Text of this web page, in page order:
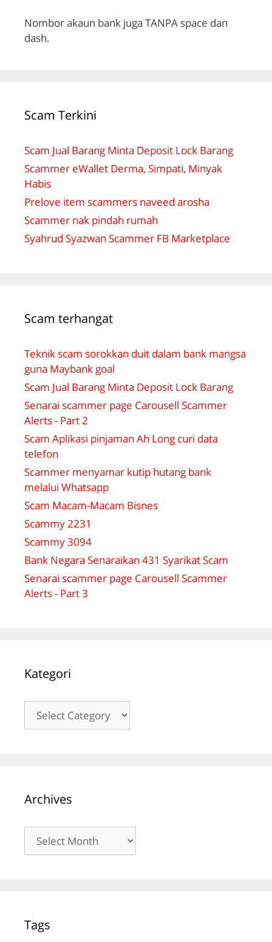
Nombor akaun bank juga TANPA space dan
dash.
Scam Terkini
Scam Jual Barang Minta Deposit Lock Barang
Scammer eWallet Derma, Simpati, Minyak
Habis
Prelove item scammers naveed arosha
Scammer nak pindah rumah
Syahrud Syazwan Scammer FB Marketplace
Scam terhangat
Teknik scam sorokkan duit dalam bank mangsa
guna Maybank goal
Scam Jual Barang Minta Deposit Lock Barang
Senarai scammer page Carousell Scammer
Alerts - Part 2
Scam Aplikasi pinjaman Ah Long curi data
telefon
Scammer menyamar kutip hutang bank
melalui Whatsapp
Scam Macam-Macam Bisnes
Scammy 2231
Scammy 3094
Bank Negara Senaraikan 431 Syarikat Scam
Senarai scammer page Carousell Scammer
Alerts - Part 3
Kategori
Kategori
Archives
Archives
Tags